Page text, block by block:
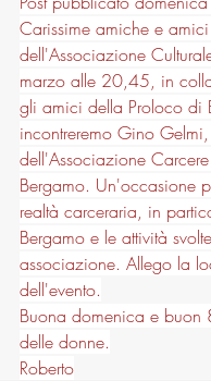
Carissime amiche e amici
dell'Associazione
marzo alle 20,45, in
gli amici della Proloco di
incontreremo Gino
dell'Associazione
Bergamo. Un'occasione
realtà carceraria, in
Bergamo e le attività
associazione. Allego la
dell'evento.
Buona domenica e buon
delle donne.
Roberto